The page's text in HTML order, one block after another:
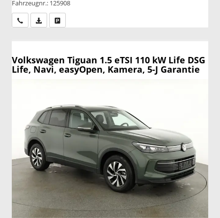
Fahrzeugnr.: 125908
Wir rufen Sie anPDF-Datei, Fahrzeugexposé drucken
Volkswagen Tiguan 1.5 eTSI 110 kW Life DSG
Life, Navi, easyOpen, Kamera, 5-J Garantie